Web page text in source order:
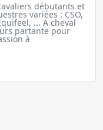
débutants et
variées : CSO,
... A cheval
partante pour
à